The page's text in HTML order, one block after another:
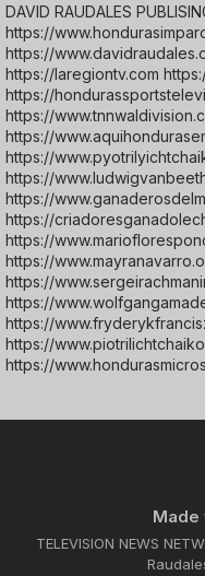
DAVID RAUDALES
https://
https://
https://laregiontv.com
https://
https://
https://
https://
https://
https://
https://
https://
https://
https://
https://
https://
https://
https://
Made
TELEVISION NEWS